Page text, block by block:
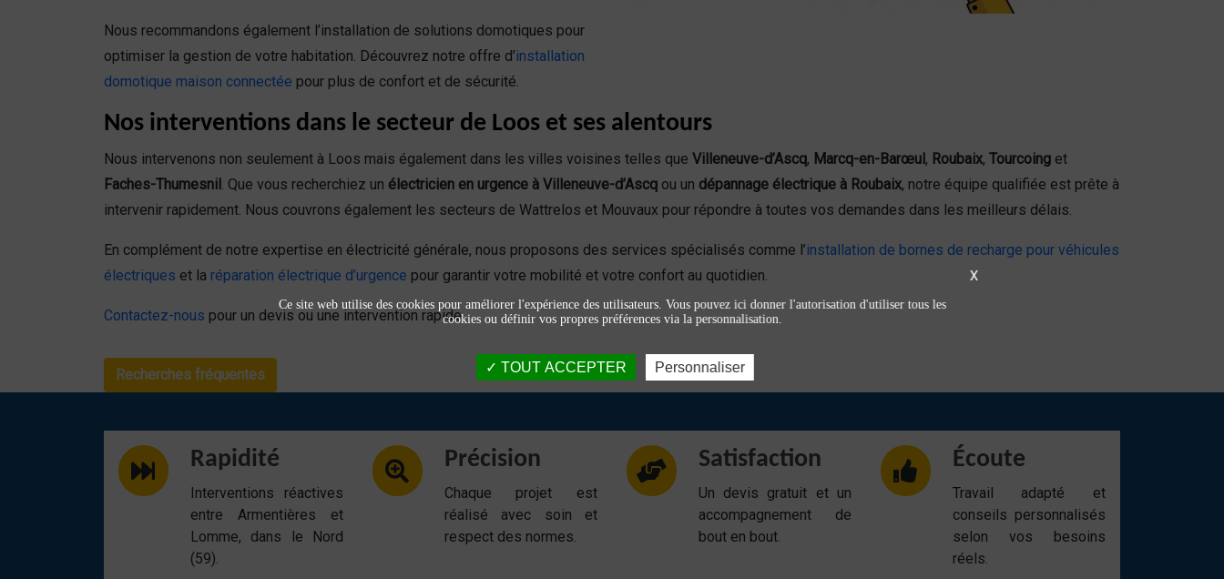
Nous recommandons également l’installation de solutions domotiques pour
optimiser la gestion de votre habitation. Découvrez notre offre d’installation
domotique maison connectée pour plus de confort et de sécurité.
Nos interventions dans le secteur de Loos et ses alentours
Nous intervenons non seulement à Loos mais également dans les villes voisines telles que Villeneuve-d’Ascq, Marcq-en-Barœul , Roubaix, Tourcoing et
Faches-Thumesnil . Que vous recherchiez un électricien en urgence à Villeneuve-d’Ascq ou un dépannage électrique à Roubaix, notre équipe qualifiée est prête à
intervenir rapidement. Nous couvrons également les secteurs de Wattrelos et Mouvaux pour répondre à toutes vos demandes dans les meilleurs délais.
En complément de notre expertise en électricité générale, nous proposons des services spécialisés comme l’installation de bornes de recharge pour véhicules
électriques et la réparation électrique d’urgence pour garantir votre mobilité et votre confort au quotidien.
Contactez-nous pour un devis ou une intervention rapide.
Recherches fréquentes
Rapidité
Interventions réactives
entre Armentières et
Lomme, dans le Nord
(59).
Précision
Chaque projet est
réalisé avec soin et
respect des normes.
Satisfaction
Un devis gratuit et un
accompagnement de
bout en bout.
Écoute
Travail adapté et
conseils personnalisés
selon vos besoins
réels.
X
Ce site web utilise des cookies pour améliorer l'expérience des utilisateurs. Vous pouvez ici donner l'autorisation d'utiliser tous les
cookies ou définir vos propres préférences via la personnalisation.
TOUT ACCEPTER Personnaliser